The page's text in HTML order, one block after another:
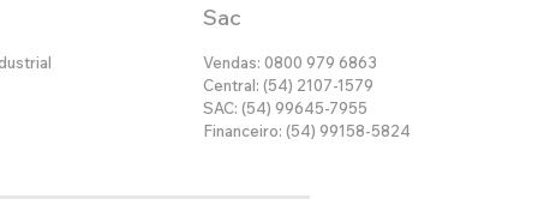
Sac
Vendas: 0800 979 6863
Central: (54) 2107-1579
SAC: (54) 99645-7955
Financeiro: (54) 99158-5824